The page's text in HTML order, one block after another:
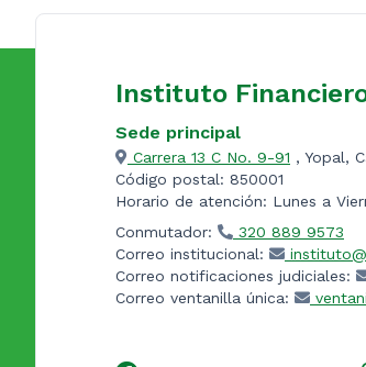
Instituto
Sede principal
Carrera 13 C No. 9-91 , Yopal,
Código postal: 850001
Horario de atención: Lunes a
Conmutador:
320 889 9573
Correo institucional:
Correo notificaciones judiciales:
Correo ventanilla única: